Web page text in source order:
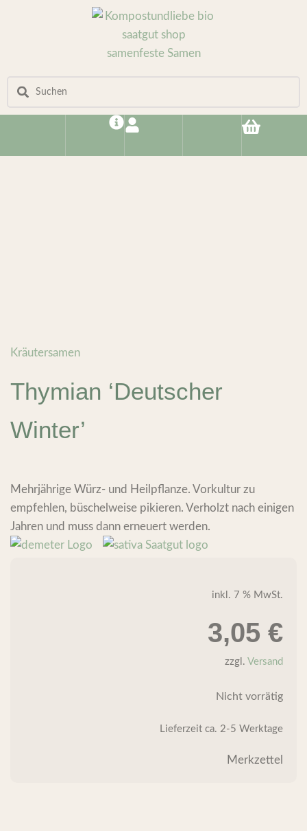
Kräutersamen
Thymian ‘Deutscher
Winter’
Mehrjährige Würz- und Heilpflanze. Vorkultur zu
empfehlen, büschelweise pikieren. Verholzt nach einigen
Jahren und muss dann erneuert werden.
inkl. 7 % MwSt.
3,05 €
zzgl. Versand
Nicht vorrätig
Lieferzeit ca. 2-5 Werktage
Merkzettel